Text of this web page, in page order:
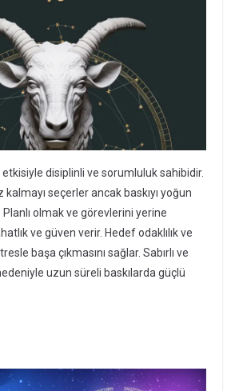
etkisiyle disiplinli ve sorumluluk sahibidir.
seçerler ancak baskıyı yoğun
olmak ve görevlerini yerine
ve güven verir. Hedef odaklılık ve
başa çıkmasını sağlar. Sabırlı ve
uzun süreli baskılarda güçlü